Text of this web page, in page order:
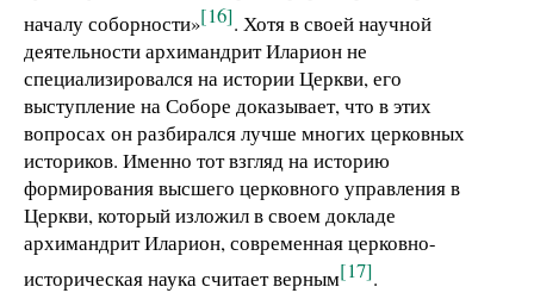
началу соборности»[16]. Хотя в своей научной
деятельности архимандрит Иларион не
специализировался на истории Церкви, его
выступление на Соборе доказывает, что в этих
вопросах он разбирался лучше многих церковных
историков. Именно тот взгляд на историю
формирования высшего церковного управления в
Церкви, который изложил в своем докладе
архимандрит Иларион, современная церковно-
историческая наука считает верным[17].